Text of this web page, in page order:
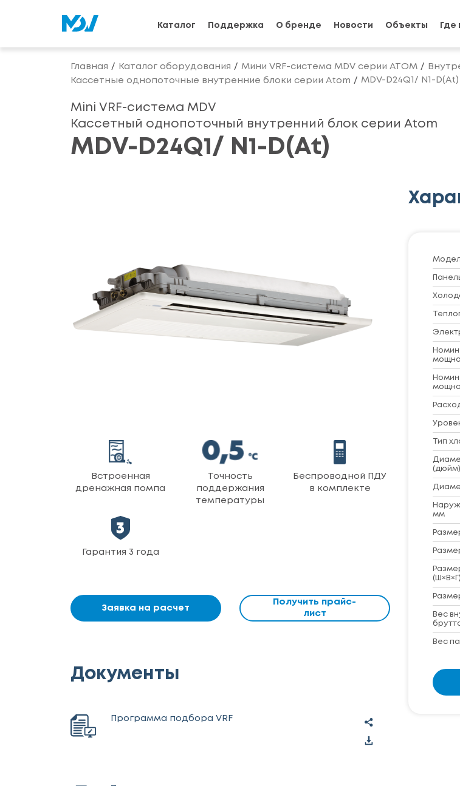
Каталог Поддержка О бренде Новости Объекты Где
Главная Каталог оборудования Мини VRF-система MDV серии ATOM
Кассетные однопоточные внутренние блоки серии Atom
MDV-D24Q1/ N1-D(At)
Mini VRF-система MDV
Кассетный однопоточный внутренний блок серии Atom
MDV-D24Q1/ N1-D(At)
Встроенная
дренажная помпа
Точность
поддержания
температуры
Беспроводной ПДУ
в комплекте
Гарантия 3 года
Заявка на расчет
Получить прайс-
лист
Тип
(дюйм)
мм
Вес
Вес
Документы
Программа подбора VRF